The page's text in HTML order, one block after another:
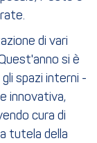
di vari
si è
spazi interni -
innovativa,
cura di
tutela della